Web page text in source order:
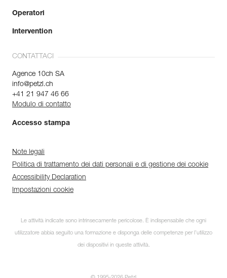
Iscriviti alla newsletter
Operatori
Intervention
CONTATTACI
Agence 10ch SA
info@petzl.ch
+41 21 947 46 66
Modulo di contatto
Accesso stampa
Note legali
Politica di trattamento dei dati personali e di gestione dei cookie
Accessibility Declaration
Impostazioni cookie
Le attività indicate sono intrinsecamente pericolose. È indispensabile che ogni
utilizzatore abbia seguito una formazione e disponga delle competenze per l’utilizzo
dei dispositivi in queste attività.